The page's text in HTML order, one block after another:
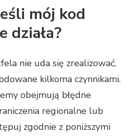
mój kod
działa?
nie uda się zrealizować,
kilkoma czynnikami.
obejmują błędne
regionalne lub
zgodnie z poniższymi